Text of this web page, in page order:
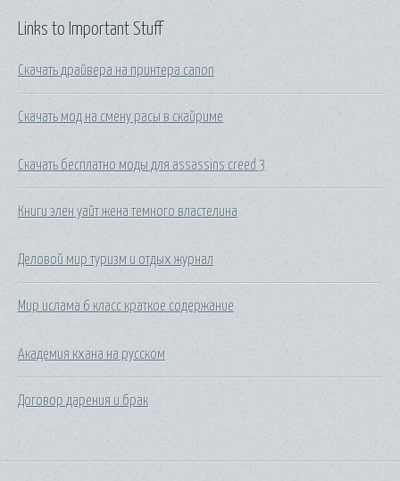
Links to Important Stuff
Скачать драйвера на принтера canon
Скачать мод на смену расы в скайриме
Скачать бесплатно моды для assassins creed 3
Книги элен уайт жена темного властелина
Деловой мир туризм и отдых журнал
Мир ислама 6 класс краткое содержание
Академия кхана на русском
Договор дарения и брак